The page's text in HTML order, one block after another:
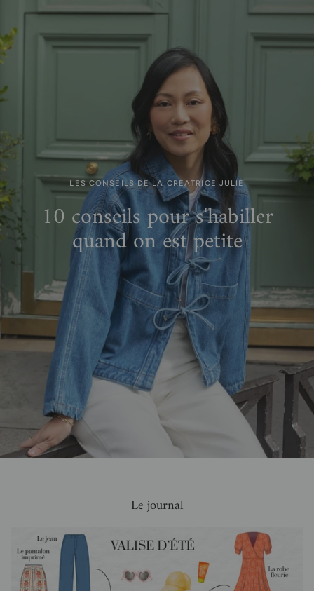
LES CONSEILS DE LA CREATRICE JULIE
10 conseils pour s'habiller
quand on est petite
Le journal